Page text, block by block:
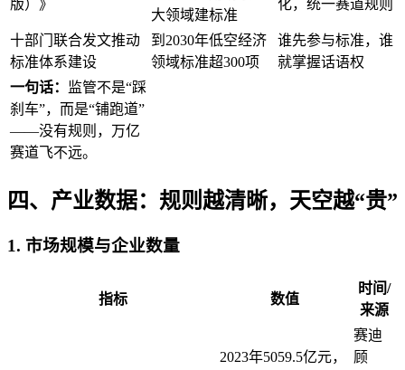
版）》
大领域建标准
化，统一赛道规则
十部门联合发文推动
标准体系建设
到2030年低空经济
领域标准超300项
谁先参与标准，谁
就掌握话语权
一句话：
监管不是“踩
刹车”，而是“铺跑道”
——没有规则，万亿
赛道飞不远。
四、产业数据：规则越清晰，天空越“贵”
1. 市场规模与企业数量
指标 数值
时间/
来源
2023年5059.5亿元，
赛迪
顾